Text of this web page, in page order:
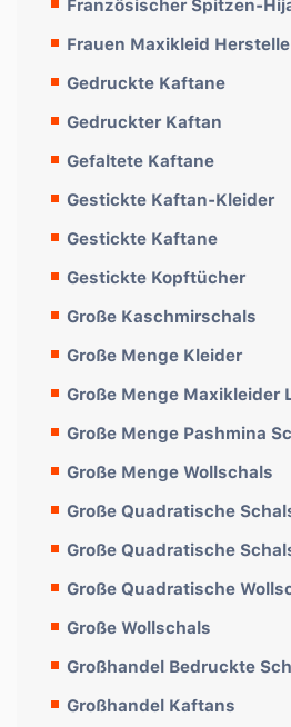
Frauen Maxikleid
Gedruckte Kaftane
Gedruckter Kaftan
Gefaltete Kaftane
Gestickte Kaftan-Kleider
Gestickte Kaftane
Gestickte Kopftücher
Große Kaschmirschals
Große Menge Kleider
Große Menge Maxikleider
Große Menge Pashmina
Große Menge Wollschals
Große Quadratische
Große Quadratische
Große Quadratische
Große Wollschals
Großhandel Bedruckte
Großhandel Kaftans